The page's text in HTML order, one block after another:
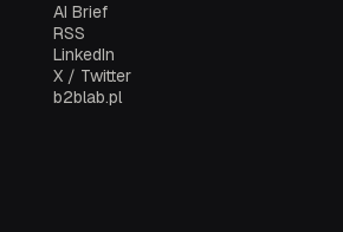
AI Brief
RSS
LinkedIn
X / Twitter
b2blab.pl